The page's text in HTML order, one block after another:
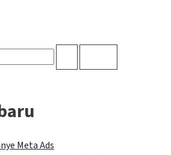
Meta Ads